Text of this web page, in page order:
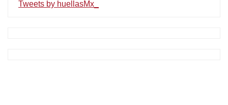
Tweets by huellasMx_